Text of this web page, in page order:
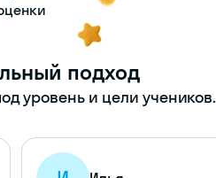
подход
уровень и цели учеников.